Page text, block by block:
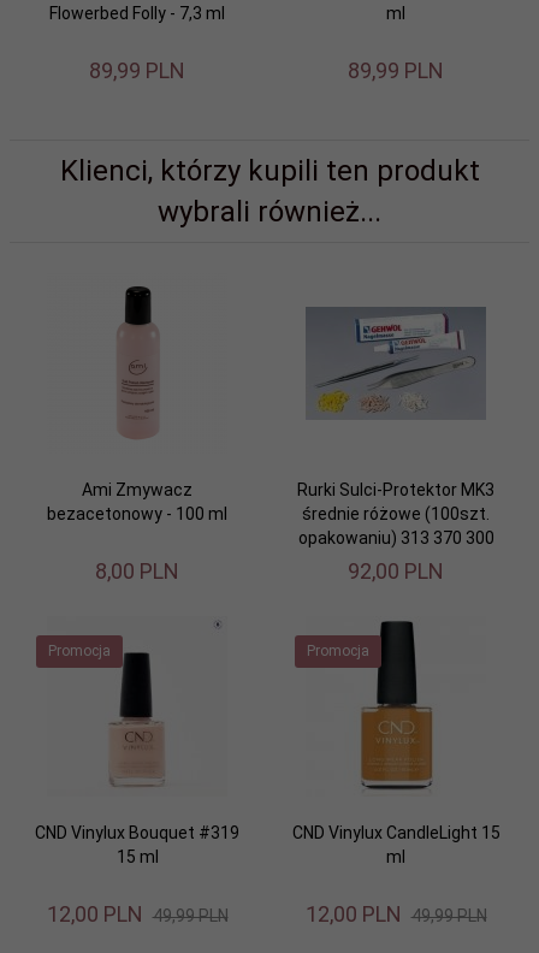
Flowerbed Folly - 7,3 ml
89,99 PLN
ml
89,99 PLN
Klienci, którzy kupili ten produkt
wybrali również...
Ami Zmywacz
bezacetonowy - 100 ml
8,00 PLN
Rurki Sulci-Protektor MK3
średnie różowe (100szt.
opakowaniu) 313 370 300
92,00 PLN
Promocja
CND Vinylux Bouquet #319
15 ml
12,00 PLN 49,99 PLN
Promocja
CND Vinylux CandleLight 15
ml
12,00 PLN 49,99 PLN